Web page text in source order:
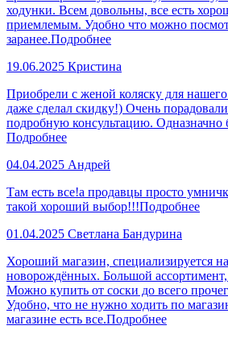
ходунки. Всем довольны, все есть
приемлемым. Удобно что можно
заранее.Подробнее
19.06.2025 Кристина
Приобрели с женой коляску для
даже сделал скидку!) Очень
подробную консультацию. Одназначно
Подробнее
04.04.2025 Андрей
Там есть все!а продавцы просто
такой хороший выбор!!!Подробнее
01.04.2025 Светлана Бандурина
Хороший магазин, специализируется
новорождённых. Большой
Можно купить от соски до всего
Удобно, что не нужно ходить по
магазине есть все.Подробнее